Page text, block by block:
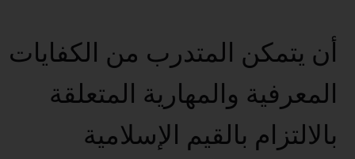
أن يتمكن المتدرب من الكفايات
المعرفية والمهارية المتعلقة
بالالتزام بالقيم الإسلامية